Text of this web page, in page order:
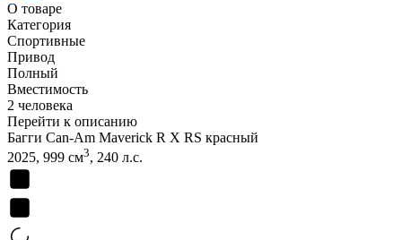
О товаре
Категория
Спортивные
Привод
Полный
Вместимость
2 человека
Перейти к описанию
Багги Can-Am Maverick R X RS красный
2025, 999 см3, 240 л.с.